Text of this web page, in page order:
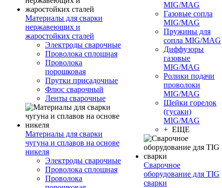
Материалы для сварки
нержавеющих и
жаростойких сталей
Электроды сварочные
Проволока сплошная
Проволока
порошковая
Прутки присадочные
Флюс сварочный
Ленты сварочные
Материалы для сварки
чугуна и сплавов на основе
никеля
Электроды сварочные
Проволока сплошная
Проволока
MIG/MAG
Газовые сопла
MIG/MAG
Пружины для
сопла MIG/MAG
Диффузоры
газовые
MIG/MAG
Ролики подачи
проволоки
MIG/MAG
Шейки горелок
(гусаки)
MIG/MAG
+ ЕЩЕ
Сварочное
оборудование для TIG
сварки